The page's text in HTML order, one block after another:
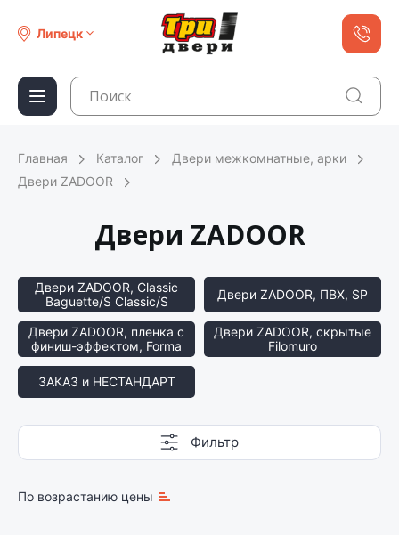
Липецк
Главная Каталог
Двери межкомнатные, арки
Двери ZADOOR
Двери ZADOOR
Двери ZADOOR, Classic
Baguette/S Classic/S
Двери ZADOOR, ПВХ, SP
Двери ZADOOR, пленка с
финиш-эффектом, Forma
Двери ZADOOR, скрытые
Filomuro
ЗАКАЗ и НЕСТАНДАРТ
Фильтр
По возрастанию цены